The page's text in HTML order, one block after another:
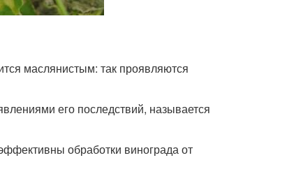
маслянистым: так проявляются
его последствий, называется
обработки винограда от